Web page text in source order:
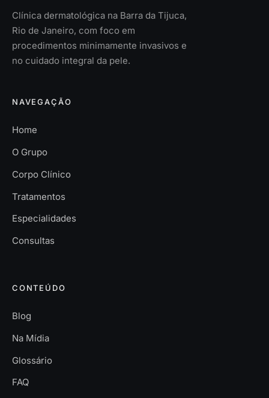
Clínica dermatológica na Barra da Tijuca,
Rio de Janeiro, com foco em
procedimentos minimamente invasivos e
no cuidado integral da pele.
NAVEGAÇÃO
Home
O Grupo
Corpo Clínico
Tratamentos
Especialidades
Consultas
CONTEÚDO
Blog
Na Mídia
Glossário
FAQ